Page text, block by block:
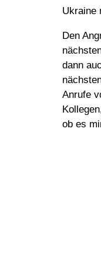
Ukraine
Den
dann
Anrufe
ob es